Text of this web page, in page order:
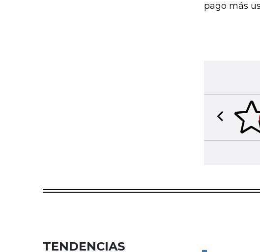
pago más
Previous
TENDENCIAS